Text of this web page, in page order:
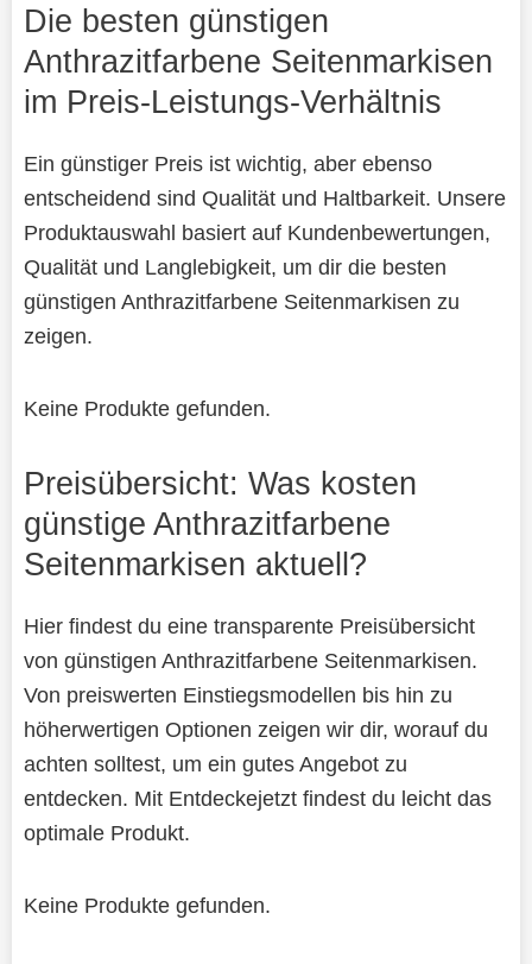
Die besten günstigen
Anthrazitfarbene Seitenmarkisen
im Preis-Leistungs-Verhältnis
Ein günstiger Preis ist wichtig, aber ebenso
entscheidend sind Qualität und Haltbarkeit. Unsere
Produktauswahl basiert auf Kundenbewertungen,
Qualität und Langlebigkeit, um dir die besten
günstigen Anthrazitfarbene Seitenmarkisen zu
zeigen.
Keine Produkte gefunden.
Preisübersicht: Was kosten
günstige Anthrazitfarbene
Seitenmarkisen aktuell?
Hier findest du eine transparente Preisübersicht
von günstigen Anthrazitfarbene Seitenmarkisen.
Von preiswerten Einstiegsmodellen bis hin zu
höherwertigen Optionen zeigen wir dir, worauf du
achten solltest, um ein gutes Angebot zu
entdecken. Mit Entdeckejetzt findest du leicht das
optimale Produkt.
Keine Produkte gefunden.